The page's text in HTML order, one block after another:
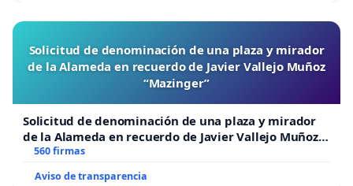
antifascismo pueda ser constitutivo de un delito de
odio. Por el contrario, las democracias europeas
tienen en su origen la lucha antifascista, incluida la
de millones de comunistas. Además, juzgar como
delito de odio las declaraciones de Alberto Cubero
supone una perversión del sentido que tiene el
delito de odio, creado precisamente para proteger
a las víctimas de los ataques que la extrema
Solicitud de denominación de una plaza y mirador
de la Alameda en recuerdo de Javier Vallejo Muñoz
“Mazinger”
Solicitud de denominación de una plaza y mirador
de la Alameda en recuerdo de Javier Vallejo Muñoz
“Mazinger”
560 firmas
Aviso de transparencia